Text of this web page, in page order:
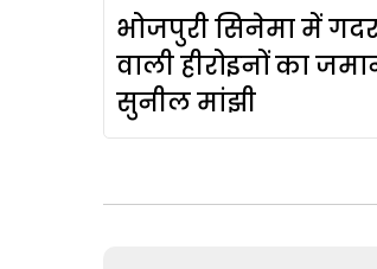
भोजपुरी सिनेमा में
वाली हीरोइनों का
सुनील मांझी